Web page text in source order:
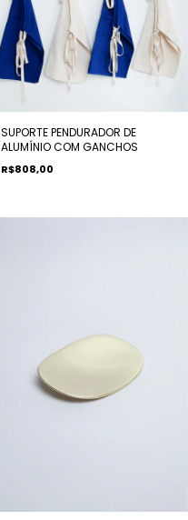
SUPORTE PENDURADOR DE
ALUMÍNIO COM GANCHOS
R$808,00